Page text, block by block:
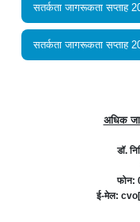
सतर्कता जागरूकता सप्ताह
सतर्कता जागरूकता सप्ताह
अधिक
डॉ.
फोन:
ई-मेल: